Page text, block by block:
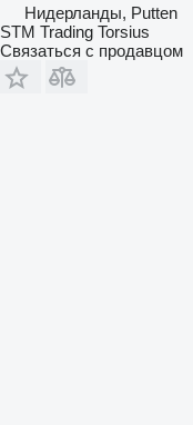
Нидерланды, Putten
STM Trading Torsius
Связаться с продавцом